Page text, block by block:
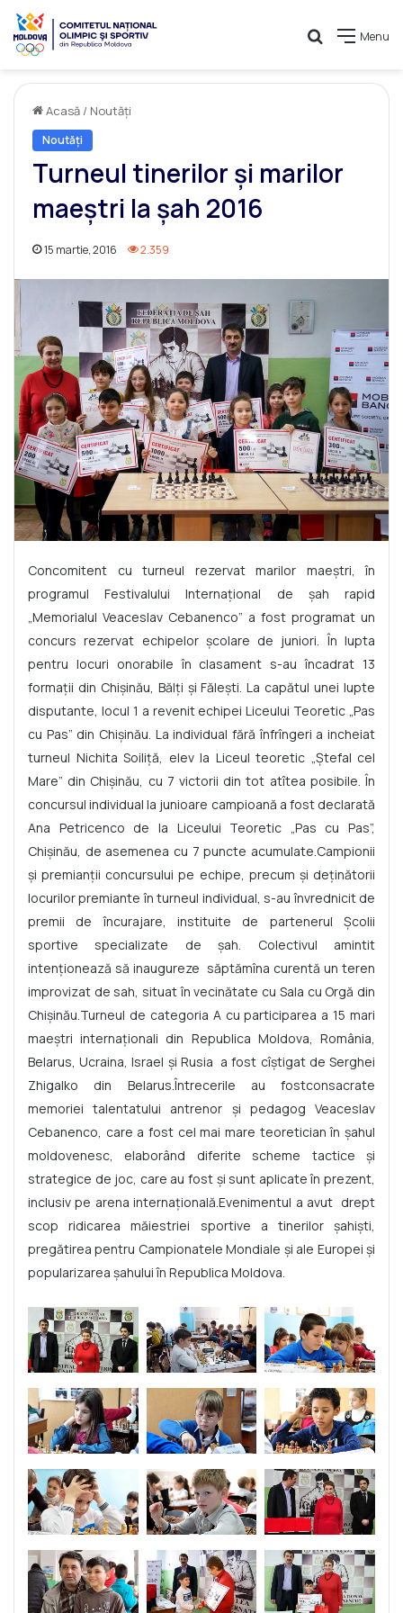
Menu
Caută
Acasă / Noutăți
Noutăți
Turneul tinerilor şi marilor
maeştri la şah 2016
15 martie, 2016 2.359
Concomitent cu turneul rezervat marilor maeştri, în
programul Festivalului Internaţional de şah rapid
„Memorialul Veaceslav Cebanenco” a fost programat un
concurs rezervat echipelor şcolare de juniori. În lupta
pentru locuri onorabile în clasament s-au încadrat 13
formaţii din Chişinău, Bălţi şi Făleşti. La capătul unei lupte
disputante, locul 1 a revenit echipei Liceului Teoretic „Pas
cu Pas” din Chişinău. La individual fără înfrîngeri a incheiat
turneul Nichita Soiliţă, elev la Liceul teoretic „Ştefal cel
Mare” din Chişinău, cu 7 victorii din tot atîtea posibile. În
concursul individual la junioare campioană a fost declarată
Ana Petricenco de la Liceului Teoretic „Pas cu Pas”,
Chişinău, de asemenea cu 7 puncte acumulate. Campionii
şi premianţii concursului pe echipe, precum şi deţinătorii
locurilor premiante în turneul individual, s-au învrednicit de
premii de încurajare, instituite de partenerul Şcolii
sportive specializate de şah. Colectivul amintit
intenţionează să inaugureze săptămîna curentă un teren
improvizat de sah, situat în vecinătate cu Sala cu Orgă din
Chişinău. Turneul de categoria A cu participarea a 15 mari
maeștri internaționali din Republica Moldova, România,
Belarus, Ucraina, Israel și Rusia a fost cîştigat de Serghei
Zhigalko din Belarus.Întrecerile au fostconsacrate
memoriei talentatului antrenor şi pedagog Veaceslav
Cebanenco, care a fost cel mai mare teoretician în şahul
moldovenesc, elaborând diferite scheme tactice şi
strategice de joc, care au fost şi sunt aplicate în prezent,
inclusiv pe arena internaţională.Evenimentul a avut drept
scop ridicarea măiestriei sportive a tinerilor şahişti,
pregătirea pentru Campionatele Mondiale şi ale Europei şi
popularizarea şahului în Republica Moldova.